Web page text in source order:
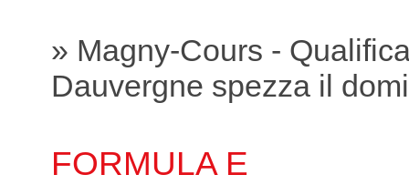
» Magny-Cours -
Dauvergne spezza il
FORMULA E